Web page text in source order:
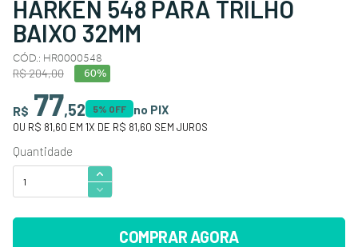
HARKEN 548 PARA TRILHO
BAIXO 32MM
CÓD.: HR0000548
R$204,00 60%
R$ 77,52 5% OFF no PIX
OU R$ 81,60 EM 1X DE R$ 81,60 SEM JUROS
COMPRAR AGORA